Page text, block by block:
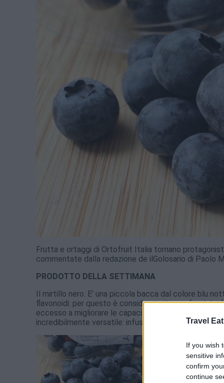
Travel
If you wish
sensitive
confirm
continue
Frutta e ortaggi di Ortofruit Italia tornano
commentate dalla redazione de ilGolosario di Paolo
PRODOTTO DELLA SETTIMANA
Il mirtillo nero. E’ una piccola bacca dal colore blu
flavonoidi: per questo è considerato il superfood dei
eccesso a migliorare le capacità mnemoniche, al
incredibilmente versatile: infusi, succhi, estratti,